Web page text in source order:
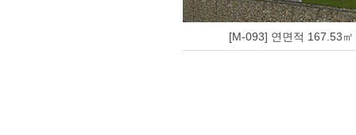
[M-093] 연면적 167.53